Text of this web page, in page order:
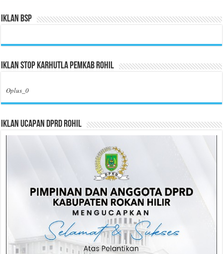
Iklan BSP
Iklan Stop Karhutla Pemkab Rohil
Oplus_0
Iklan Ucapan DPRD Rohil